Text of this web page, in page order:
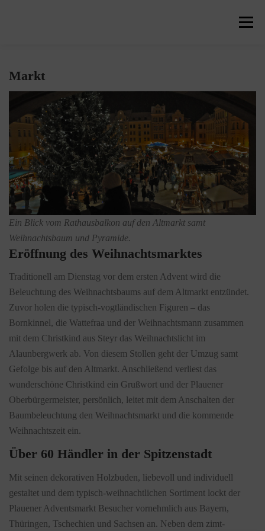
Menü
PROGRAMM HÄNDLER WEIHNACHTSTIPFL
ÜBERNACHTUNG BLOG EISBAHN
Markt
Ein Blick vom Rathausbalkon auf den Altmarkt samt
Weihnachtsbaum und Pyramide.
Eröffnung des Weihnachtsmarktes
Traditionell am Dienstag vor dem ersten Advent wird die
Beleuchtung des Weihnachtsbaums auf dem Altmarkt entzündet.
Zuvor holen die typisch-vogtländischen Figuren – das
Bornkinnel, die Wattefraa und der Weihnachtsmann zusammen
mit dem Christkind aus Steyr das Weihnachtslicht im
Alaunbergwerk ab. Von diesem Stollen geht der Umzug samt
Gefolge bis auf den Altmarkt. Anschließend verliest das
wunderschöne Christkind ein Grußwort und der Plauener
Oberbürgermeister, persönlich, leitet mit dem Anschalten der
Baumbeleuchtung den Weihnachtsmarkt und die kommende
Weihnachtszeit ein.
Über 60 Händler in der Spitzenstadt
Mit seinen dekorativen Holzbuden, liebevoll und individuell
gestaltet und dem typisch-weihnachtlichen Sortiment lockt der
Plauener Adventsmarkt Besucher vornehmlich aus Bayern,
Thüringen, Tschechien und Sachsen an. Neben dem zimt-